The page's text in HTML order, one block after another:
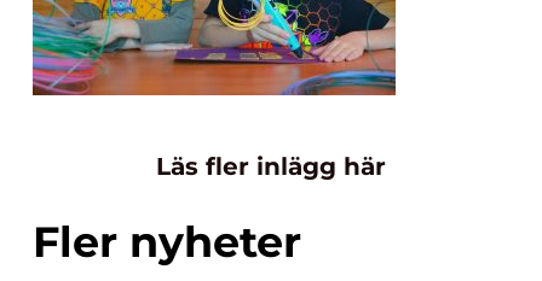
Läs fler inlägg här
Fler nyheter